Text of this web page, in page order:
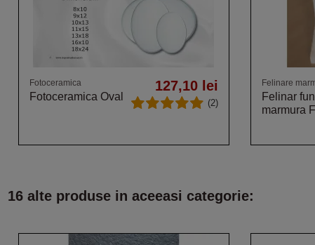
Fotoceramica
Fotoceramica Oval
127,10 lei
(2)
Felinare
Felinar
marmura
16 alte produse in aceeasi categorie: